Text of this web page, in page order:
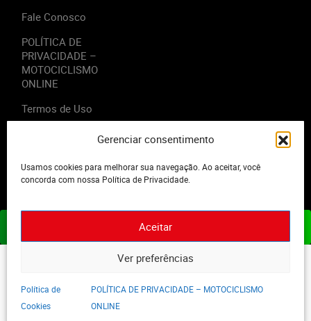
Gerenciar consentimento
Usamos cookies para melhorar sua navegação. Ao aceitar, você
concorda com nossa Política de Privacidade.
Aceitar
Ver preferências
Política de
Cookies
POLÍTICA DE PRIVACIDADE – MOTOCICLISMO
ONLINE
Fale Conosco
POLÍTICA DE
PRIVACIDADE –
MOTOCICLISMO
ONLINE
Termos de Uso
2023 - Editora Motor Midia. Todos os direitos reservados.
ASSINE JÁ